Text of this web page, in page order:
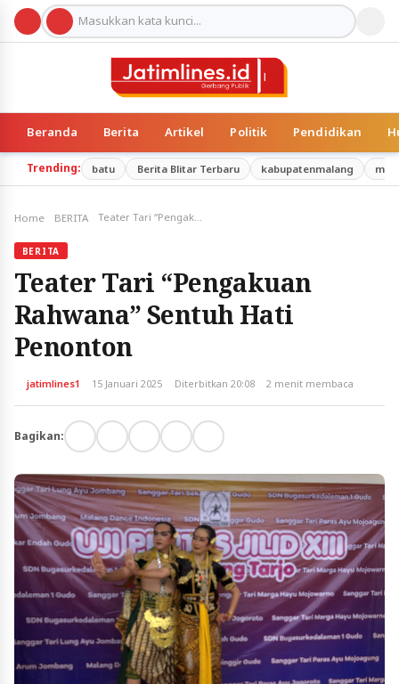
Beranda Berita Artikel Politik Pendidikan
Trending: batu Berita Blitar Terbaru kabupatenmalang
Home BERITA
BERITA
Teater Tari “Pengakuan
Rahwana” Sentuh Hati
Penonton
jatimlines1 15 Januari 2025 Diterbitkan 20:08 2 menit membaca
Bagikan: